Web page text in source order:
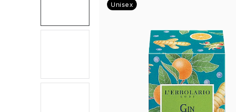
Unisex